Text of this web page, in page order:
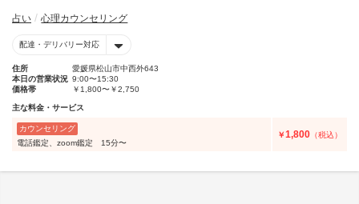
占い 心理カウンセリング
配達・デリバリー対応
住所
愛媛県松山市中西外643
本日の営業状況 9:00〜15:30
価格帯
￥1,800〜￥2,750
主な料金・サービス
カウンセリング
電話鑑定、zoom鑑定 15分〜
￥1,800 （税込）